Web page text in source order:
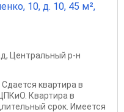
10, д. 10, 45 м²,
, Центральный р-н
квартира в
Квартира в
срок. Имеется